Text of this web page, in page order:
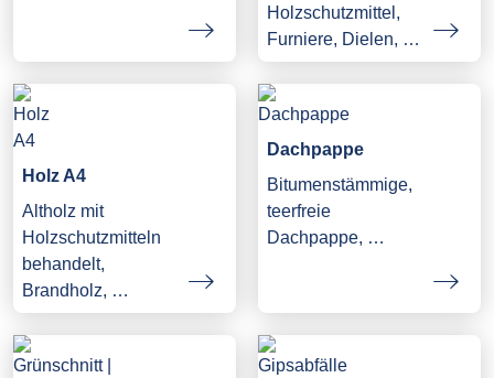
Holzschutzmittel,
Furniere, Dielen, …
Holz A4
Altholz mit
Holzschutzmitteln
behandelt,
Brandholz, …
Dachpappe
Bitumenstämmige,
teerfreie
Dachpappe, …